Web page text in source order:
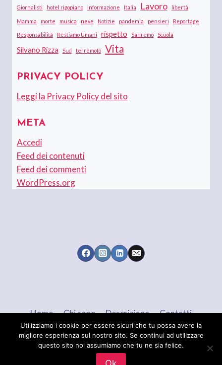
Giornalisti hotel rigopiano Informazione Italia Lavoro libertà
Mamma morte musica neve Notizie pandemia pensieri Reportage
Responsabilità Restiamo Umani rispetto Sanremo Scuola
Silvano Rizza Sud terremoto Vita
PRIVACY POLICY
Leggi la Privacy Policy del sito
META
Accedi
Feed dei contenuti
Feed dei commenti
WordPress.org
Home Chi sono Descrizione Contatti
© 2026 Maria Brigida LANGELLOTTI - Tema
Utilizziamo i cookie per essere sicuri che tu possa avere la
migliore esperienza sul nostro sito. Se continui ad utilizzare
questo sito noi assumiamo che tu ne sia felice.